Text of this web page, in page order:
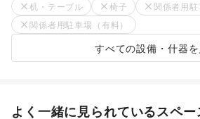
机・テーブル
椅子
関係者用駐
関係者用駐車場（有料）
すべての設備・什器を
よく一緒に見られているスペー